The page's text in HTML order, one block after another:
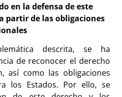
en la defensa de este
partir de las obligaciones
descrita, se ha
de reconocer el derecho
así como las obligaciones
los Estados. Por ello, se